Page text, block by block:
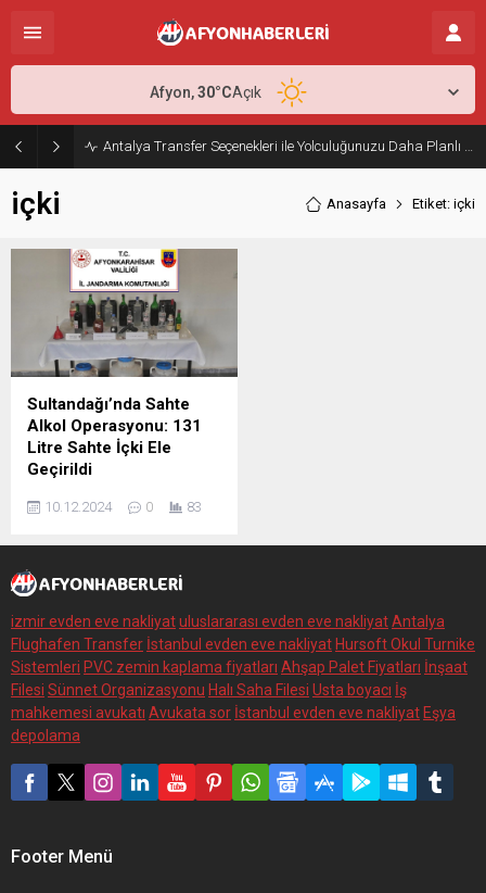
Antalya Transfer Seçenekleri ile Yolculuğunuzu Daha Planlı Hale Getirin
Afyon,30°CAçık
içki Anasayfa Etiket: içki
Sultandağı’nda Sahte
Alkol Operasyonu: 131
Litre Sahte İçki Ele
Geçirildi
Komutanlığı tarafından
çalışmalar neticesinde,
10.12.2024 0 83
izmir evden eve nakliyatuluslararası evden eve nakliyatAntalya
Flughafen Transfer İstanbul evden eve nakliyatHursoft Okul Turnike
Sistemleri PVC zemin kaplama fiyatları Ahşap Palet Fiyatları İnşaat
Filesi Sünnet Organizasyonu Halı Saha Filesi Usta boyacı İş
mahkemesi avukatı Avukata sor İstanbul evden eve nakliyatEşya
depolama
Footer Menü